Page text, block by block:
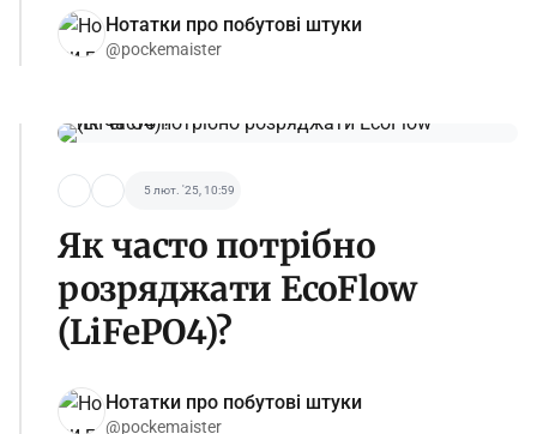
Нотатки про побутові штуки
@pockemaister
5 лют. '25, 10:59
Як часто потрібно
розряджати EcoFlow
(LiFePO4)?
Нотатки про побутові штуки
@pockemaister